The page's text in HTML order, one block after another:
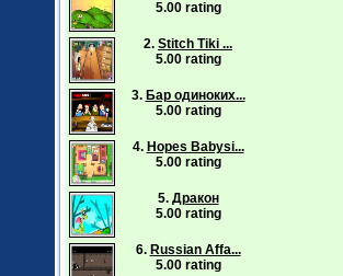
5.00 rating
2. Stitch Tiki ...
5.00 rating
3. Бар одиноких...
5.00 rating
4. Hopes Babysi...
5.00 rating
5. Дракон
5.00 rating
6. Russian Affa...
5.00 rating